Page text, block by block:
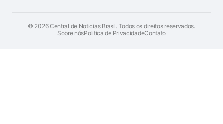
© 2026Central de Noticias Brasil. Todos os direitos reservados.
Sobre nósPolitica de PrivacidadeContato